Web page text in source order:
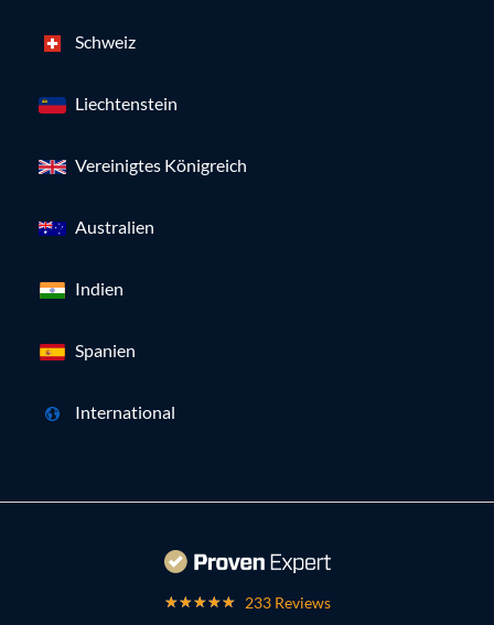
Schweiz
Liechtenstein
Vereinigtes Königreich
Australien
Indien
Spanien
International
233 Reviews